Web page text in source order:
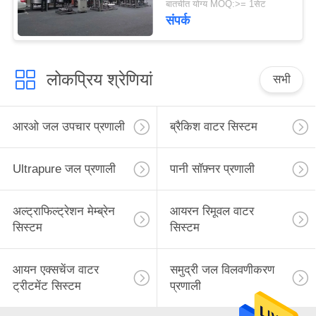
पुन: उपयोग प्रणाली
बातचीत योग्य MOQ:>= 1सेट
संपर्क
लोकप्रिय श्रेणियां सभी
आरओ जल उपचार प्रणाली ब्रैकिश वाटर सिस्टम
Ultrapure जल प्रणाली पानी सॉफ़्नर प्रणाली
अल्ट्राफिल्ट्रेशन मेम्ब्रेन
सिस्टम
आयरन रिमूवल वाटर
सिस्टम
आयन एक्सचेंज वाटर
ट्रीटमेंट सिस्टम
समुद्री जल विलवणीकरण
प्रणाली